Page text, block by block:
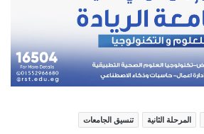
المرحلة الثانية تنسيق الجامعات